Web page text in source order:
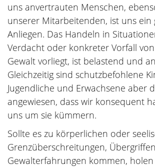
uns anvertrauten Menschen,
unserer Mitarbeitenden, ist uns ein
Anliegen. Das Handeln in
Verdacht oder konkreter Vorfall
Gewalt vorliegt, ist belastend und
Gleichzeitig sind schutzbefohlene
Jugendliche und Erwachsene aber
angewiesen, dass wir konsequent
uns um sie kümmern.
Sollte es zu körperlichen oder
Grenzüberschreitungen,
Gewalterfahrungen kommen, holen